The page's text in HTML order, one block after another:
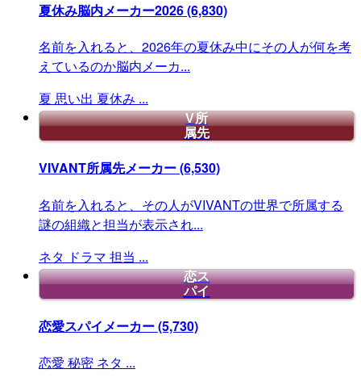
夏休み脳内メーカー2026(6,830)
名前を入れると、2026年の夏休み中にその人が何を考
えているのか脳内メーカ...
夏 思い出 夏休み ...
V所
属先
VIVANT所属先メーカー(6,530)
名前を入れると、その人がVIVANTの世界で所属する
謎の組織と担当が表示され...
ネタ ドラマ 担当 ...
恋ス
パイ
恋愛スパイメーカー(5,730)
恋愛 秘密 ネタ ...